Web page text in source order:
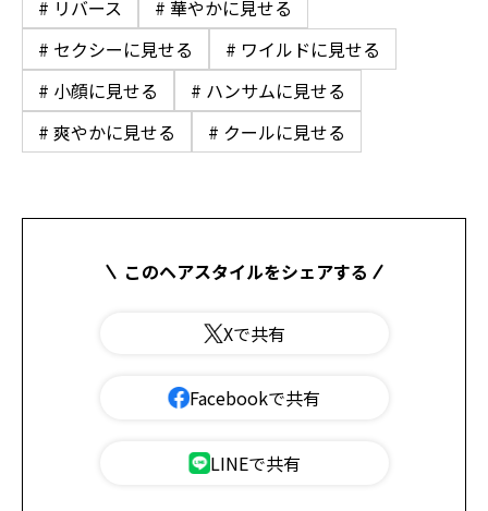
# リバース
# 華やかに見せる
# セクシーに見せる
# ワイルドに見せる
# 小顔に見せる
# ハンサムに見せる
# 爽やかに見せる
# クールに見せる
このヘアスタイルをシェアする
Xで共有
Facebookで共有
LINEで共有